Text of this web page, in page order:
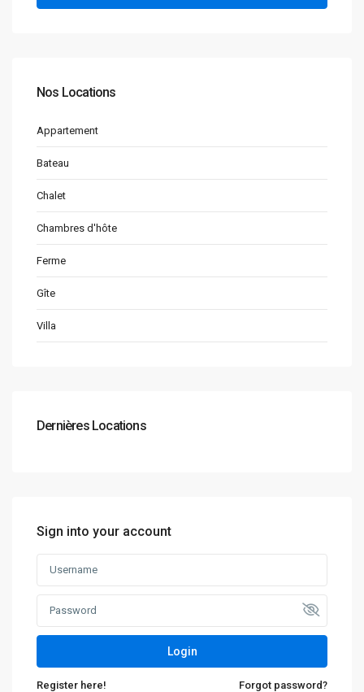
Nos Locations
Appartement
Bateau
Chalet
Chambres d'hôte
Ferme
Gîte
Villa
Dernières Locations
Sign into your account
Login
Register here! Forgot password?